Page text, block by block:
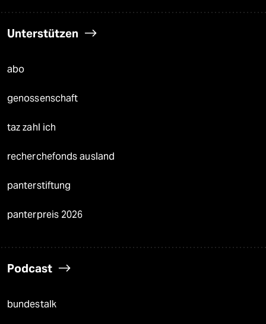
Unterstützen
abo
genossenschaft
taz zahl ich
recherchefonds ausland
panterstiftung
panterpreis 2026
Podcast
bundestalk